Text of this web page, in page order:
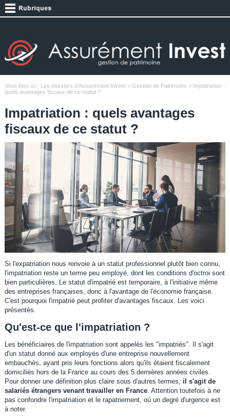
Vous êtes ici : Les dossiers d'Assurément Invest> Gestion de Patrimoine> Impatriation :
quels avantages fiscaux de ce statut ?
Impatriation : quels avantages
fiscaux de ce statut ?
Si l'expatriation nous renvoie à un statut professionnel plutôt bien connu,
l'impatriation reste un terme peu employé, dont les conditions d'octroi sont
bien particulières. Le statut d'impatrié est temporaire, à l'initiative même
des entreprises françaises, donc à l'avantage de l'économie française.
C'est pourquoi l'impatrié peut profiter d'avantages fiscaux. Les voici
présentés.
Qu'est-ce que l'impatriation ?
Les bénéficiaires de l'impatriation sont appelés les "impatriés". Il s'agit
d'un statut donné aux employés d'une entreprise nouvellement
embauchés, ayant pris leurs fonctions alors qu'ils étaient fiscalement
domiciliés hors de la France au cours des 5 dernières années civiles.
Pour donner une définition plus claire sous d'autres termes, il s'agit de
salariés étrangers venant travailler en France. Attention toutefois à ne
pas confondre l'impatriation et le rapatriement, où un degré d'urgence est
à noter.